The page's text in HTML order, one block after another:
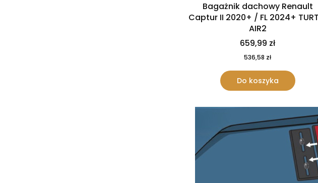
Bagażnik dachowy Renault
Captur II 2020+ / FL 2024+
AIR2
659,99 zł
536,58 zł
Do koszyka